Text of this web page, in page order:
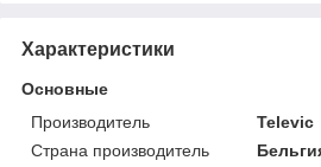
Характеристики
Основные
Производитель
Televic
Страна производитель